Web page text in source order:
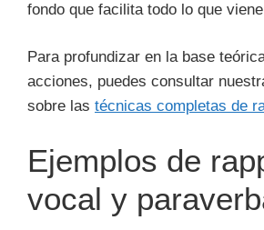
fondo que facilita todo lo que
Para profundizar en la base
acciones, puedes consultar
sobre las técnicas completas de
Ejemplos de
vocal y